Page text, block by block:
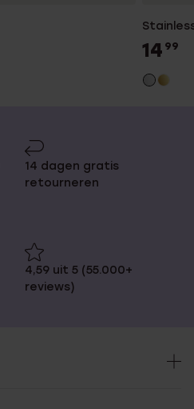
14 99
14 dagen gratis
retourneren
4,59 uit 5 (55.000+
reviews)